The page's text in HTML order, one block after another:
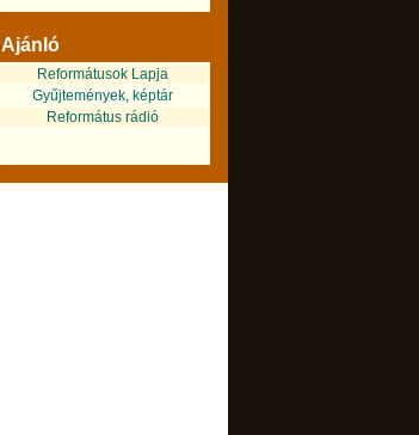
Ajánló
Reformátusok Lapja
Gyűjtemények, képtár
Református rádió